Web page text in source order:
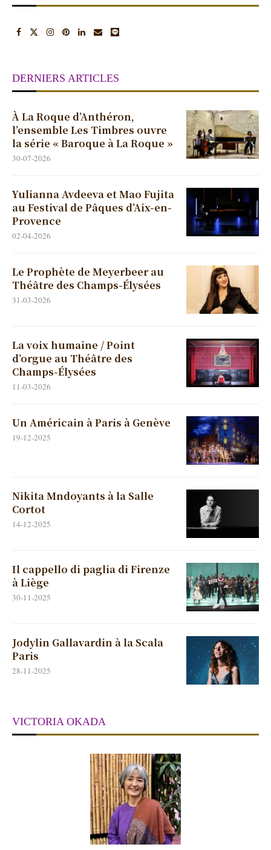
DERNIERS ARTICLES
À La Roque d’Anthéron,
l’ensemble Les Timbres ouvre
la série « Baroque à La Roque »
30-07-2026
Yulianna Avdeeva et Mao Fujita
au Festival de Pâques d’Aix-en-
Provence
02-04-2026
Le Prophète de Meyerbeer au
Théâtre des Champs-Élysées
31-03-2026
La voix humaine / Point
d’orgue au Théâtre des
Champs-Élysées
11-03-2026
Un Américain à Paris à Genève
19-12-2025
Nikita Mndoyants à la Salle
Cortot
14-12-2025
Il cappello di paglia di Firenze
à Liège
30-11-2025
Jodylin Gallavardin à la Scala
Paris
28-11-2025
VICTORIA OKADA